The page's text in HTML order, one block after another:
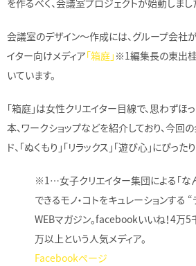
を作るべく、会議室プロジェクトが始動しまし
会議室のデザイン～作成には、グループ会社
イター向けメディア「箱庭」 ※1編集長の東出
いています。
「箱庭」は女性クリエイター目線で、思わずほ
本、ワークショップなどを紹介しており、今回
ド、「ぬくもり」「リラックス」「遊び心」にぴった
※1…女子クリエイター集団による「な
できるモノ・コトをキュレーションする
WEBマガジン。facebookいいね！4万5
万以上という人気メディア。
Facebookページ